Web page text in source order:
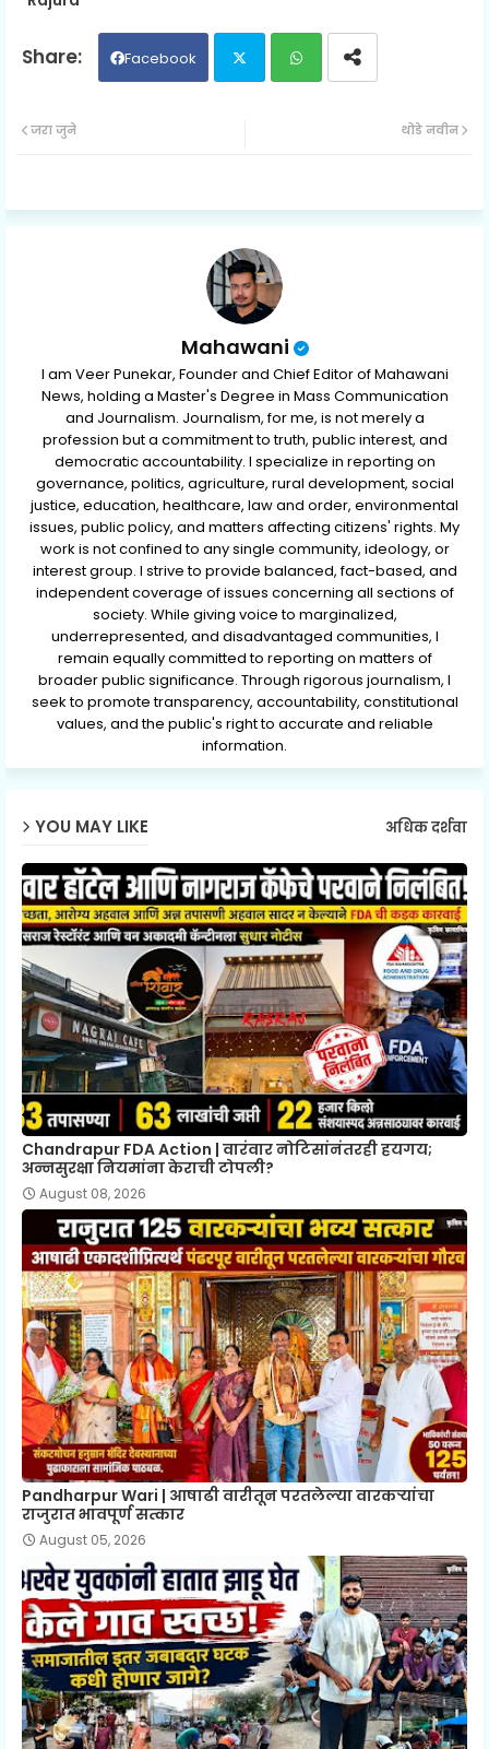
Facebook
ap
थोडे नवीन
जरा जुने
Mahawani
I am Veer Punekar, Founder and Chief Editor of Mahawani
News, holding a Master's Degree in Mass Communication
and Journalism. Journalism, for me, is not merely a
profession but a commitment to truth, public interest, and
democratic accountability. I specialize in reporting on
governance, politics, agriculture, rural development, social
justice, education, healthcare, law and order, environmental
issues, public policy, and matters affecting citizens' rights. My
work is not confined to any single community, ideology, or
interest group. I strive to provide balanced, fact-based, and
independent coverage of issues concerning all sections of
society. While giving voice to marginalized,
underrepresented, and disadvantaged communities, I
remain equally committed to reporting on matters of
broader public significance. Through rigorous journalism, I
seek to promote transparency, accountability, constitutional
values, and the public's right to accurate and reliable
information.
YOU MAY LIKE अधिक दर्शवा
Chandrapur FDA Action | वारंवार नोटिसांनंतरही हयगय;
अन्नसुरक्षा नियमांना केराची टोपली?
August 08, 2026
Pandharpur Wari | आषाढी वारीतून परतलेल्या वारकऱ्यांचा
राजुरात भावपूर्ण सत्कार
August 05, 2026